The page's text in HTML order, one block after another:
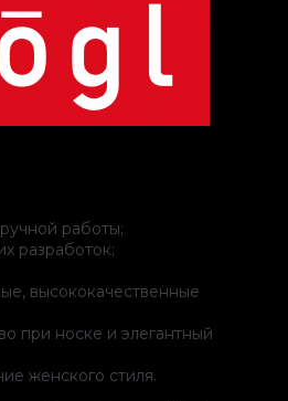
работы;
разработок;
высококачественные
при носке и элегантный
женского стиля.